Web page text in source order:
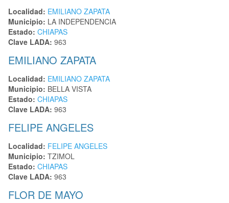
Localidad: EMILIANO ZAPATA
Municipio: LA INDEPENDENCIA
Estado: CHIAPAS
Clave LADA: 963
EMILIANO ZAPATA
Localidad: EMILIANO ZAPATA
Municipio: BELLA VISTA
Estado: CHIAPAS
Clave LADA: 963
FELIPE ANGELES
Localidad: FELIPE ANGELES
Municipio: TZIMOL
Estado: CHIAPAS
Clave LADA: 963
FLOR DE MAYO